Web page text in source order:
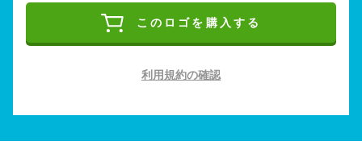
このロゴを購入する
利用規約の確認